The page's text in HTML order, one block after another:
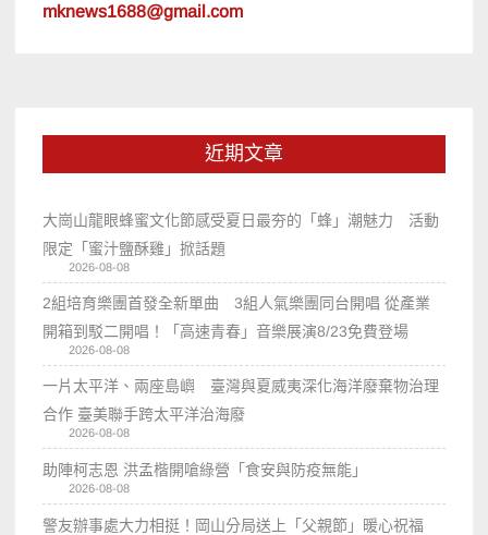
mknews1688@gmail.com
近期文章
大崗山龍眼蜂蜜文化節感受夏日最夯的「蜂」潮魅力 活動
限定「蜜汁鹽酥雞」掀話題
2026-08-08
2組培育樂團首發全新單曲 3組人氣樂團同台開唱 從產業
開箱到駁二開唱！「高速青春」音樂展演8/23免費登場
2026-08-08
一片太平洋、兩座島嶼 臺灣與夏威夷深化海洋廢棄物治理
合作 臺美聯手跨太平洋治海廢
2026-08-08
助陣柯志恩 洪孟楷開嗆綠營「食安與防疫無能」
2026-08-08
警友辦事處大力相挺！岡山分局送上「父親節」暖心祝福